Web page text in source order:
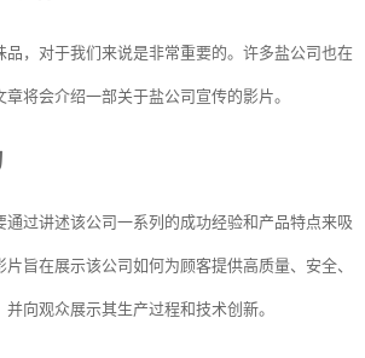
品，对于我们来说是非常重要的。许多盐公司也在
将会介绍一部关于盐公司宣传的影片。
通过讲述该公司一系列的成功经验和产品特点来吸
旨在展示该公司如何为顾客提供高质量、安全、
向观众展示其生产过程和技术创新。